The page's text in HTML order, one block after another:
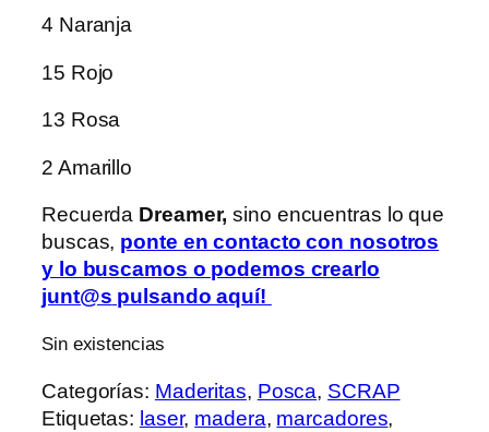
4 Naranja
15 Rojo
13 Rosa
2 Amarillo
Recuerda Dreamer, sino encuentras lo que
buscas, ponte en contacto con nosotros
y lo buscamos o podemos crearlo
junt@s pulsando aquí!
Sin existencias
Categorías: Maderitas, Posca, SCRAP
Etiquetas: laser, madera, marcadores,